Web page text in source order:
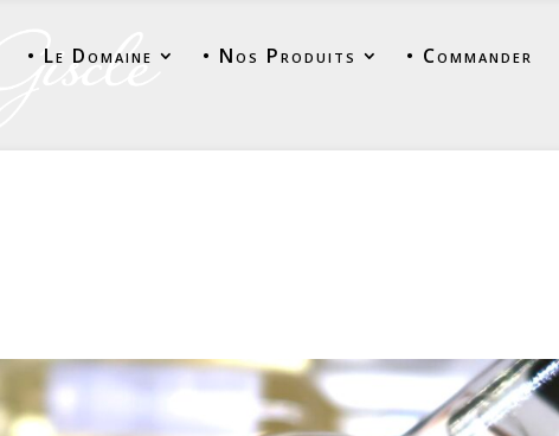
• Le Domaine • Nos Produits • Commander